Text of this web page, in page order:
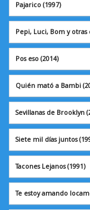
Pajarico (1997)
Pepi, Luci, Bom y
Pos eso (2014)
Quién mató a Bambi
Sevillanas de Brooklyn
Siete mil días juntos
Tacones Lejanos(1991)
Te estoy amando